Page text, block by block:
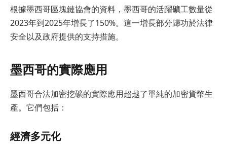
根據墨西哥區塊鏈協會的資料，墨西哥的活躍礦工數量從
2023年到2025年增長了150%。這一增長部分歸功於法律
安全以及政府提供的支持措施。
墨西哥的實際應用
墨西哥合法加密挖礦的實際應用超越了單純的加密貨幣生
產。它們包括：
經濟多元化